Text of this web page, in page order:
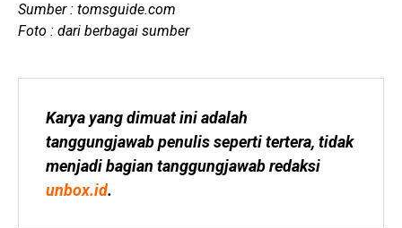
Sumber : tomsguide.com
Foto : dari berbagai sumber
Karya yang dimuat ini adalah
tanggungjawab penulis seperti tertera, tidak
unbox.id.